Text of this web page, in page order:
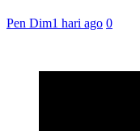
Pen Dim1 hari ago 0